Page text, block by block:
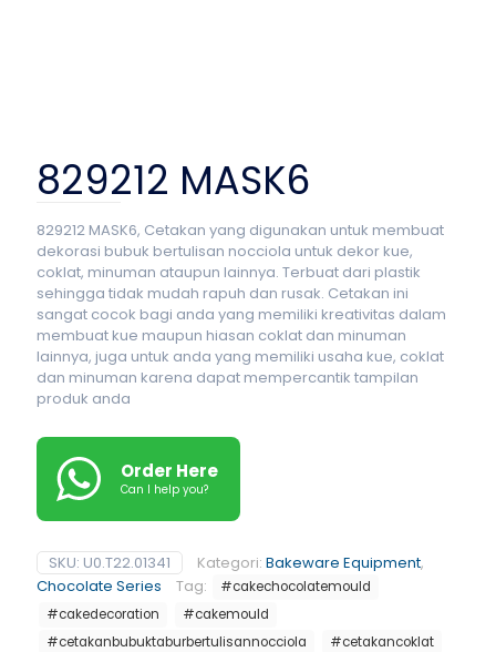
829212 MASK6
829212 MASK6, Cetakan yang digunakan untuk membuat
dekorasi bubuk bertulisan nocciola untuk dekor kue,
coklat, minuman ataupun lainnya. Terbuat dari plastik
sehingga tidak mudah rapuh dan rusak. Cetakan ini
sangat cocok bagi anda yang memiliki kreativitas dalam
membuat kue maupun hiasan coklat dan minuman
lainnya, juga untuk anda yang memiliki usaha kue, coklat
dan minuman karena dapat mempercantik tampilan
produk anda
Order Here
Can I help you?
SKU: U0.T22.01341 Kategori: Bakeware Equipment,
Chocolate Series
Tag:
#cakechocolatemould
#cakedecoration
#cakemould
#cetakanbubuktaburbertulisannocciola
#cetakancoklat